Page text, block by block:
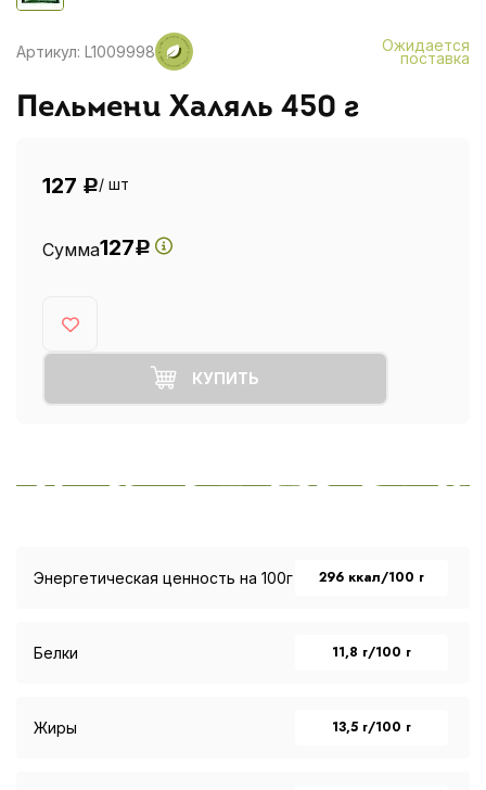
Артикул: L1009998 Ожидается
поставка
Пельмени Халяль 450 г
127 Р/ шт
Сумма127Р
КУПИТЬ
Энергетическая ценность на 100г 296 ккал/100 г
Белки 11,8 г/100 г
Жиры 13,5 г/100 г